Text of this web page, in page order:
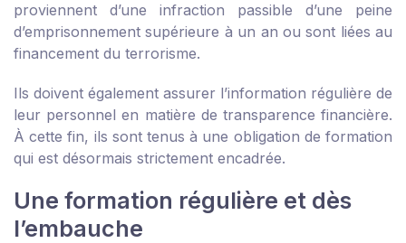
proviennent d’une infraction passible d’une peine
d’emprisonnement supérieure à un an ou sont liées au
financement du terrorisme.
Ils doivent également assurer l’information régulière de
leur personnel en matière de transparence financière.
À cette fin, ils sont tenus à une obligation de formation
qui est désormais strictement encadrée.
Une formation régulière et dès
l’embauche